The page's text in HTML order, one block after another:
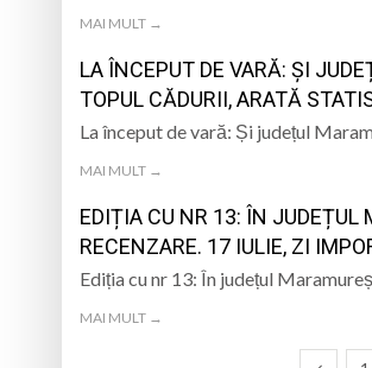
MAI MULT →
LA ÎNCEPUT DE VARĂ: ȘI
TOPUL CĂDURII, ARATĂ
La început de vară: Și județul
MAI MULT →
EDIȚIA CU NR 13: ÎN JUDEȚUL
RECENZARE. 17 IULIE, ZI
Ediția cu nr 13: În județul
MAI MULT →